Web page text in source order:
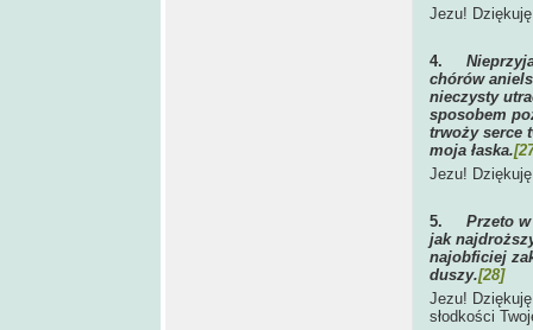
Jezu!
4.
chórów
nieczysty
sposobem
trwoży serce
moja łaska.
Jezu!
5. Przeto
jak
najobficiej
duszy.[28]
Jezu!
słodkości